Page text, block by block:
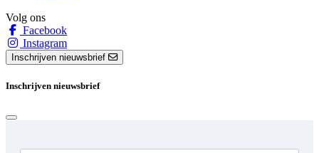
Volg ons
Facebook
Instagram
Inschrijven nieuwsbrief
Inschrijven nieuwsbrief